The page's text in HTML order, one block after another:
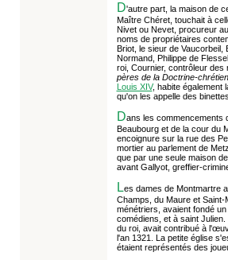
D'autre part, la maison de
Maître Chéret, touchait à
Nivet ou Nevet, procureur
noms de propriétaires
Briot, le sieur de
Normand, Philippe de
roi, Cournier, contrôleur
pères de la Doctrine-
Louis XIV, habite également
qu'on les appelle des binettes.
Dans les commencements
Beaubourg et de la cour du
encoignure sur la rue des
mortier au parlement de
que par une seule maison
avant Gallyot, greffier-
Les dames de Montmartre
Champs, du Maure et
ménétriers, avaient fondé
comédiens, et à saint
du roi, avait contribué à
l'an 1321. La petite église
étaient représentés des